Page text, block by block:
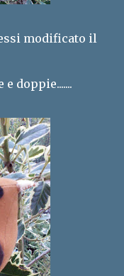
modificato il
doppie.......